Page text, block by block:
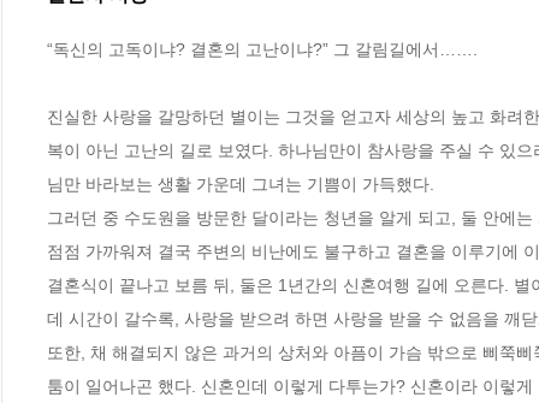
“독신의 고독이냐? 결혼의 고난이냐?” 그 갈림길에서…….
진실한 사랑을 갈망하던 별이는 그것을 얻고자 세상의 높고 화려
복이 아닌 고난의 길로 보였다. 하나님만이 참사랑을 주실 수 있
님만 바라보는 생활 가운데 그녀는 기쁨이 가득했다.
그러던 중 수도원을 방문한 달이라는 청년을 알게 되고, 둘 안에
점점 가까워져 결국 주변의 비난에도 불구하고 결혼을 이루기에
결혼식이 끝나고 보름 뒤, 둘은 1년간의 신혼여행 길에 오른다.
데 시간이 갈수록, 사랑을 받으려 하면 사랑을 받을 수 없음을 깨
또한, 채 해결되지 않은 과거의 상처와 아픔이 가슴 밖으로 삐쭉
툼이 일어나곤 했다. 신혼인데 이렇게 다투는가? 신혼이라 이렇